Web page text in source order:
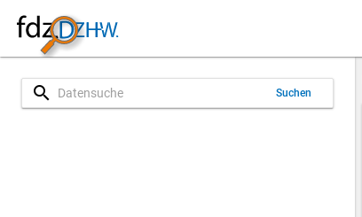
search Suchen